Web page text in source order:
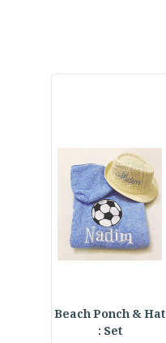
Beach Ponch & Hat
Set :